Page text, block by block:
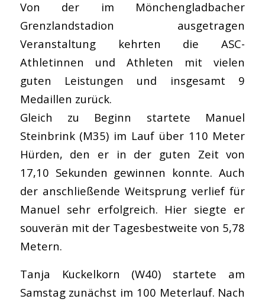
Von der im Mönchengladbacher
Grenzlandstadion ausgetragen
Veranstaltung kehrten die ASC-
Athletinnen und Athleten mit vielen
guten Leistungen und insgesamt 9
Medaillen zurück.
Gleich zu Beginn startete Manuel
Steinbrink (M35) im Lauf über 110 Meter
Hürden, den er in der guten Zeit von
17,10 Sekunden gewinnen konnte. Auch
der anschließende Weitsprung verlief für
Manuel sehr erfolgreich. Hier siegte er
souverän mit der Tagesbestweite von 5,78
Metern.
Tanja Kuckelkorn (W40) startete am
Samstag zunächst im 100 Meterlauf. Nach